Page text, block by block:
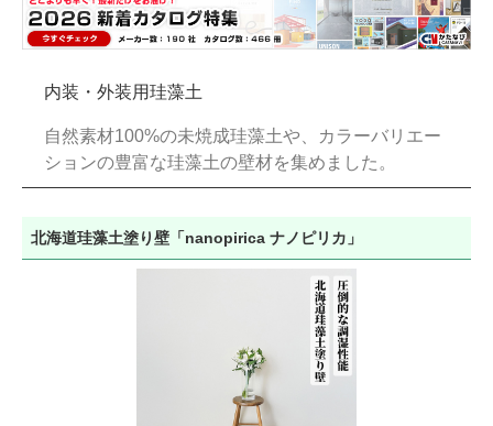
すまいリング 設計士インタビュー
Q＆A 販売・施工代理店募集
お気に入り
内装・外装用珪藻土
自然素材100%の未焼成珪藻土や、カラーバリエー
ションの豊富な珪藻土の壁材を集めました。
北海道珪藻土塗り壁「nanopirica ナノピリカ」